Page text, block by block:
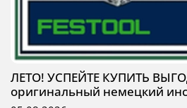
ЛЕТО! УСПЕЙТЕ КУПИТЬ
оригинальный немецкий